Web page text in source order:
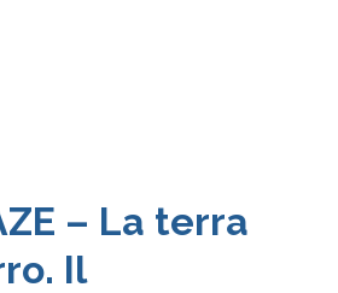
– La terra
Il